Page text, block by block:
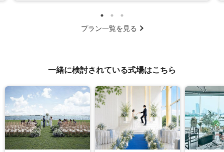
プラン一覧を見る
一緒に検討されている式場はこちら